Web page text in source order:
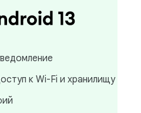
к Wi-Fi и хранилищу